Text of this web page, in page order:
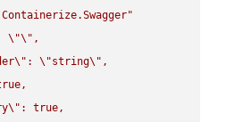
\"\" ,
\" : \"string\" ,
\" : true,